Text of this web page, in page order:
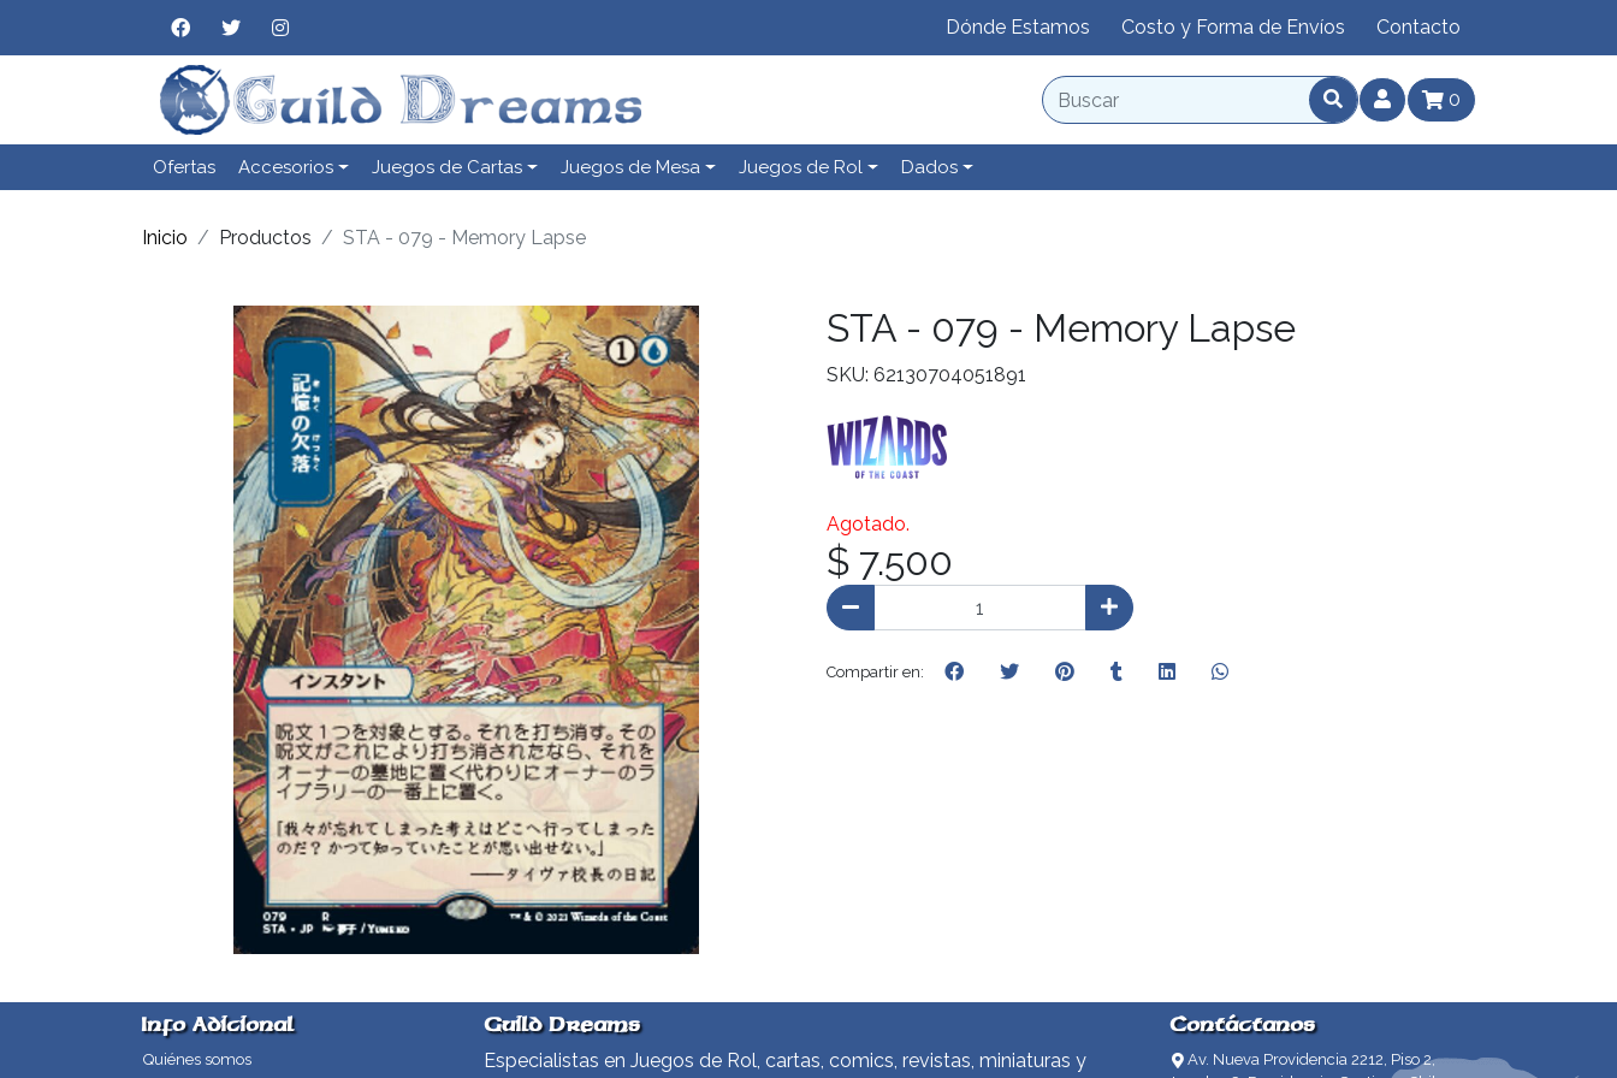
Dónde Estamos Costo y Forma de Envíos Contacto
0
Ofertas Accesorios Juegos de Cartas Juegos de Mesa Juegos de Rol Dados
Inicio Productos STA - 079 - Memory Lapse
STA - 079 - Memory Lapse
SKU: 62130704051891
Agotado.
$ 7.500
Compartir en:
Info Adicional
Quiénes somos
Guild Dreams
Especialistas en Juegos de Rol, cartas, comics, revistas, miniaturas y
Contáctanos
Av. Nueva Providencia 2212, Piso 2,